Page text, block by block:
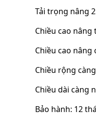
Tải trọng nâng
Chiều cao
Chiều cao nâng
Chiều rộng
Chiều dài càng
Bảo hành: 12